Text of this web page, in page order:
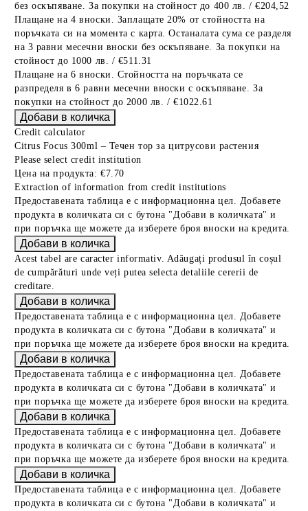
без оскъпяване. За покупки на стойност до 400 лв. / €204,52
Плащане на 4 вноски. Заплащате 20% от стойността на
поръчката си на момента с карта. Останалата сума се разделя
на 3 равни месечни вноски без оскъпяване. За покупки на
стойност до 1000 лв. / €511.31
Плащане на 6 вноски. Стойността на поръчката се
разпределя в 6 равни месечни вноски с оскъпяване. За
покупки на стойност до 2000 лв. / €1022.61
Credit calculator
Citrus Focus 300ml – Течен тор за цитрусови растения
Please select credit institution
Цена на продукта: €7.70
Extraction of information from credit institutions
Предоставената таблица е с информационна цел. Добавете
продукта в количката си с бутона "Добави в количката" и
при поръчка ще можете да изберете броя вноски на кредита.
Acest tabel are caracter informativ. Adăugați produsul în coșul
de cumpărături unde veți putea selecta detaliile cererii de
creditare.
Предоставената таблица е с информационна цел. Добавете
продукта в количката си с бутона "Добави в количката" и
при поръчка ще можете да изберете броя вноски на кредита.
Предоставената таблица е с информационна цел. Добавете
продукта в количката си с бутона "Добави в количката" и
при поръчка ще можете да изберете броя вноски на кредита.
Предоставената таблица е с информационна цел. Добавете
продукта в количката си с бутона "Добави в количката" и
при поръчка ще можете да изберете броя вноски на кредита.
Предоставената таблица е с информационна цел. Добавете
продукта в количката си с бутона "Добави в количката" и